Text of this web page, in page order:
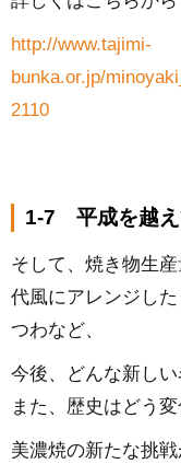
http://www.tajimi-
bunka.or.jp/
2110
1-7 平成を越え
そして、焼き物生
代風にアレンジし
つわなど、
今後、どんな新し
また、歴史はどう変
美濃焼の新たな挑戦